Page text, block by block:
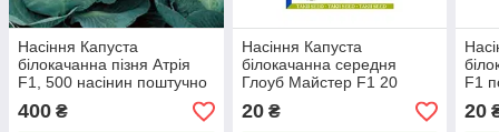
Насіння Капуста
білокачанна пізня Атрія
F1, 500 насінин поштучно
Seminis
400 ₴
Насіння Капуста
білокачанна середня
Глоуб Майстер F1 20
насінин Takii Seed Агропак
20₴
F1
20